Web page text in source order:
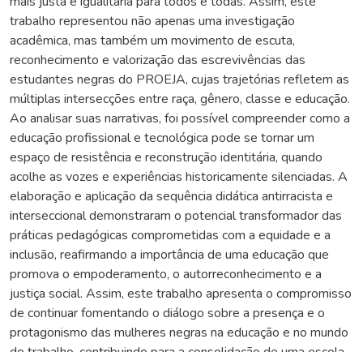
trabalho representou não apenas uma investigação
acadêmica, mas também um movimento de escuta,
reconhecimento e valorização das escrevivências das
estudantes negras do PROEJA, cujas trajetórias refletem as
múltiplas intersecções entre raça, gênero, classe e educação.
Ao analisar suas narrativas, foi possível compreender como a
educação profissional e tecnológica pode se tornar um
espaço de resistência e reconstrução identitária, quando
acolhe as vozes e experiências historicamente silenciadas. A
elaboração e aplicação da sequência didática antirracista e
interseccional demonstraram o potencial transformador das
práticas pedagógicas comprometidas com a equidade e a
inclusão, reafirmando a importância de uma educação que
promova o empoderamento, o autorreconhecimento e a
justiça social. Assim, este trabalho apresenta o compromisso
de continuar fomentando o diálogo sobre a presença e o
protagonismo das mulheres negras na educação e no mundo